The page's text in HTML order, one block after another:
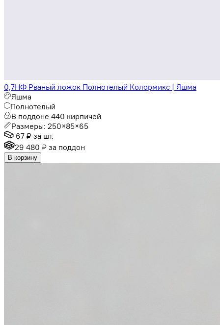
0,7НФ Рваный ложок Полнотелый Колормикс | Яшма
Яшма
Полнотелый
В поддоне 440 кирпичей
Размеры: 250×85×65
67 ₽ за шт.
29 480 ₽ за поддон
В корзину